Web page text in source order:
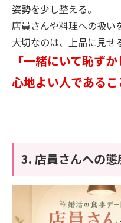
姿勢を少し整える。
店員さんや料理への扱い
大切なのは、上品に見せ
「一緒にいて恥ず
心地よい人であるこ
3. 店員さんへの態